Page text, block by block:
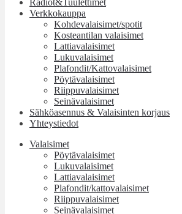
Radiot&Tuulettimet
Verkkokauppa
Kohdevalaisimet/spotit
Kosteantilan valaisimet
Lattiavalaisimet
Lukuvalaisimet
Plafondit/Kattovalaisimet
Pöytävalaisimet
Riippuvalaisimet
Seinävalaisimet
Sähköasennus & Valaisinten korjaus
Yhteystiedot
Valaisimet
Pöytävalaisimet
Lukuvalaisimet
Lattiavalaisimet
Plafondit/kattovalaisimet
Riippuvalaisimet
Seinävalaisimet